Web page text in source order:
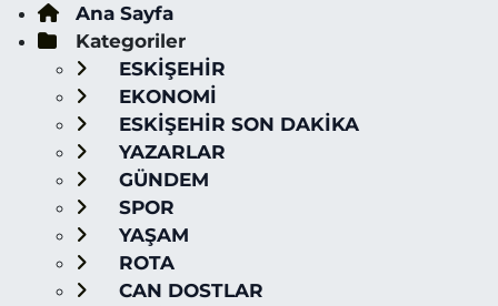
Ana Sayfa
Kategoriler
ESKİŞEHİR
EKONOMİ
ESKİŞEHİR SON DAKİKA
YAZARLAR
GÜNDEM
SPOR
YAŞAM
ROTA
CAN DOSTLAR